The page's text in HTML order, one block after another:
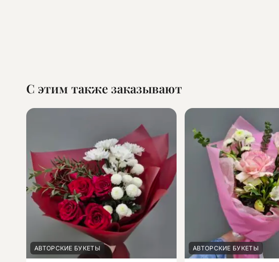
С этим также заказывают
АВТОРСКИЕ БУКЕТЫ АВТОРСКИЕ БУКЕТЫ